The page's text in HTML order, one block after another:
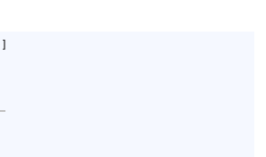
]